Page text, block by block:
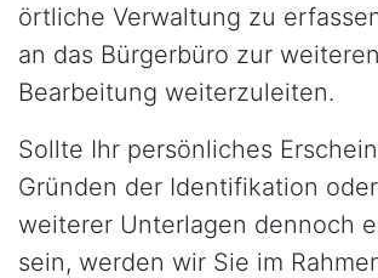
örtliche Verwaltung zu
an das Bürgerbüro zur weiteren
Bearbeitung weiterzuleiten.
Sollte Ihr persönliches
Gründen der Identifikation
weiterer Unterlagen dennoch
sein, werden wir Sie im